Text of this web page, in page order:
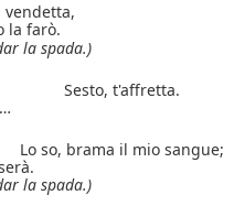
vendetta,
la farò.
la spada.)
Sesto, t'affretta.
Lo so, brama il mio sangue;
la spada.)